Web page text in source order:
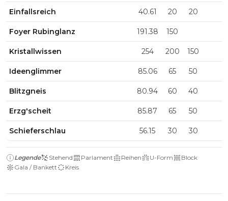
Einfallsreich 40.61 20 20
Foyer Rubinglanz 191.38 150
Kristallwissen 254 200 150
Ideenglimmer 85.06 65 50
Blitzgneis 80.94 60 40
Erzg'scheit 85.87 65 50
Schieferschlau 56.15 30 30
Legende Stehend Parlament Reihen U-Form
Block
Gala / Bankett
Kreis